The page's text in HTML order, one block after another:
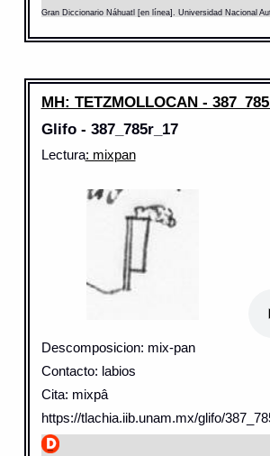
Gran Diccionario Náhuatl [en línea]. Universidad Nacional
MH: TETZMOLLOCAN -
Glifo - 387_785r_17
Lectura: mixpan
Descomposicion: mix-pan
Contacto: labios
Cita: mixpâ
https://tlachia.iib.unam.mx/glifo/